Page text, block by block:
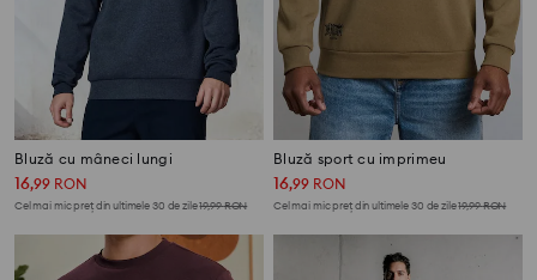
Bluză cu mâneci lungi
16,99 RON
Cel mai mic preț din ultimele 30 de zile19,99RON
Bluză sport cu imprimeu
16,99 RON
Cel mai mic preț din ultimele 30 de zile19,99RON